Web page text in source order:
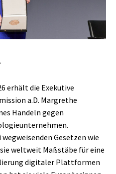
erhält die Exekutive
a.D. Margrethe
Handeln gegen
Gesetzen wie
weltweit Maßstäbe für eine
digitaler Plattformen